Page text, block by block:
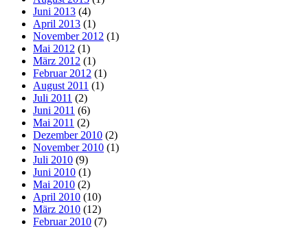
Juni 2013 (4)
April 2013 (1)
November 2012 (1)
Mai 2012 (1)
März 2012 (1)
Februar 2012 (1)
August 2011 (1)
Juli 2011 (2)
Juni 2011 (6)
Mai 2011 (2)
Dezember 2010 (2)
November 2010 (1)
Juli 2010 (9)
Juni 2010 (1)
Mai 2010 (2)
April 2010 (10)
März 2010 (12)
Februar 2010 (7)